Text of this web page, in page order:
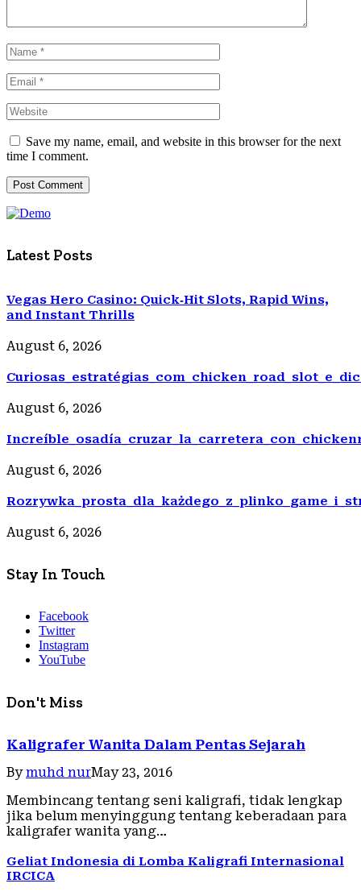
Save my name, email, and website in this browser for the next
time I comment.
Latest Posts
Vegas Hero Casino: Quick‑Hit Slots, Rapid Wins,
and Instant Thrills
August 6, 2026
August 6, 2026
August 6, 2026
August 6, 2026
Stay In Touch
Facebook
Twitter
Instagram
YouTube
Don't Miss
Kaligrafer Wanita Dalam Pentas Sejarah
By muhd nurMay 23, 2016
Membincang tentang seni kaligrafi, tidak lengkap
jika belum menyinggung tentang keberadaan para
kaligrafer wanita yang…
Geliat Indonesia di Lomba Kaligrafi Internasional
IRCICA